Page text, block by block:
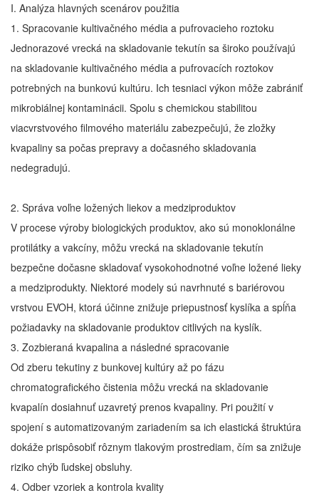
I. Analýza hlavných scenárov použitia
1. Spracovanie kultivačného média a pufrovacieho roztoku
Jednorazové vrecká na skladovanie tekutín sa široko používajú
na skladovanie kultivačného média a pufrovacích roztokov
potrebných na bunkovú kultúru. Ich tesniaci výkon môže zabrániť
mikrobiálnej kontaminácii. Spolu s chemickou stabilitou
viacvrstvového filmového materiálu zabezpečujú, že zložky
kvapaliny sa počas prepravy a dočasného skladovania
nedegradujú.
2. Správa voľne ložených liekov a medziproduktov
V procese výroby biologických produktov, ako sú monoklonálne
protilátky a vakcíny, môžu vrecká na skladovanie tekutín
bezpečne dočasne skladovať vysokohodnotné voľne ložené lieky
a medziprodukty. Niektoré modely sú navrhnuté s bariérovou
vrstvou EVOH, ktorá účinne znižuje priepustnosť kyslíka a spĺňa
požiadavky na skladovanie produktov citlivých na kyslík.
3. Zozbieraná kvapalina a následné spracovanie
Od zberu tekutiny z bunkovej kultúry až po fázu
chromatografického čistenia môžu vrecká na skladovanie
kvapalín dosiahnuť uzavretý prenos kvapaliny. Pri použití v
spojení s automatizovaným zariadením sa ich elastická štruktúra
dokáže prispôsobiť rôznym tlakovým prostrediam, čím sa znižuje
riziko chýb ľudskej obsluhy.
4. Odber vzoriek a kontrola kvality